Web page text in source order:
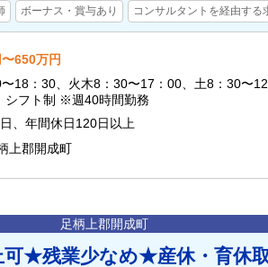
ボーナス・賞与あり コンサルタントを経由する
650万円
〜18：30、火木8：30〜17：00、土8：30〜
シフト制 ※週40時間勤務
、年間休日120日以上
上郡開成町
足柄上郡開成町
★残業少なめ★産休・育休